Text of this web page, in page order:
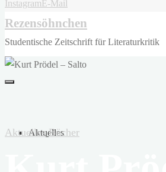
InstagramE-Mail
Rezensöhnchen
Studentische Zeitschrift für Literaturkritik
Aktuelles
Aktuelles Bücher